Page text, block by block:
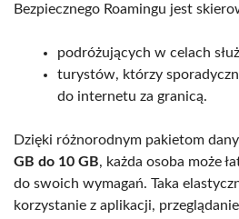
Bezpiecznego Roamingu jest
podróżujących w celach
turystów, którzy
do internetu za granicą.
Dzięki różnorodnym pakietom
GB do 10 GB, każda osoba może
do swoich wymagań. Taka
korzystanie z aplikacji,